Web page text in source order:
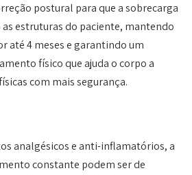
postural para que a sobrecarga
estruturas do paciente, mantendo
até 4 meses e garantindo um
físico que ajuda o corpo a
com mais segurança.
analgésicos e anti-inflamatórios, a
constante podem ser de